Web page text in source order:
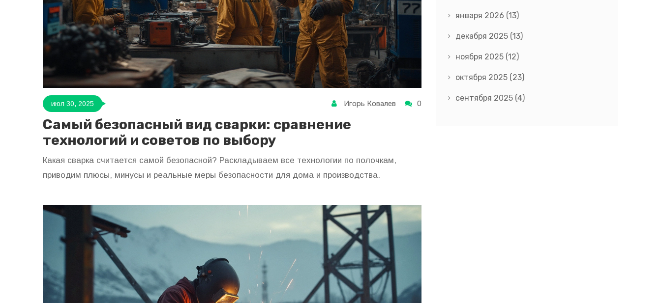
июл 30, 2025 Игорь Ковалев 0
Самый безопасный вид сварки: сравнение
технологий и советов по выбору
Какая сварка считается самой безопасной? Раскладываем все технологии по полочкам,
приводим плюсы, минусы и реальные меры безопасности для дома и производства.
января 2026 (13)
декабря 2025 (13)
ноября 2025 (12)
октября 2025 (23)
сентября 2025 (4)